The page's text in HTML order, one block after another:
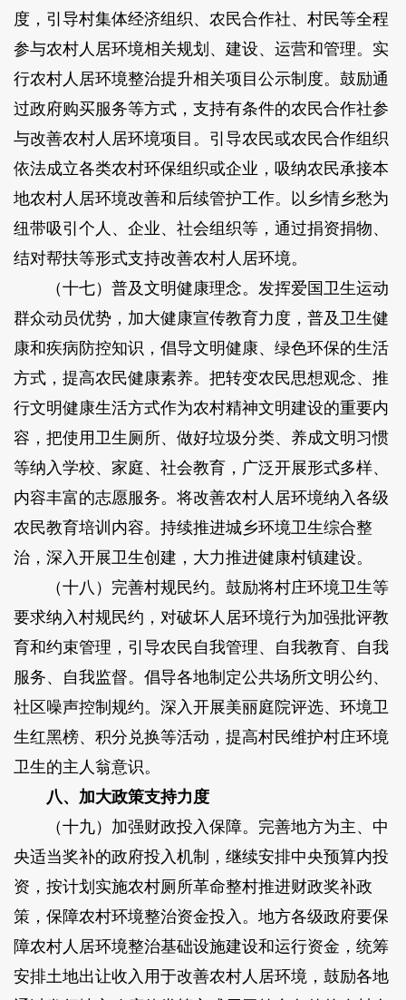
度，引导村集体经济组织、农民合作社、村民等全程
参与农村人居环境相关规划、建设、运营和管理。实
行农村人居环境整治提升相关项目公示制度。鼓励通
过政府购买服务等方式，支持有条件的农民合作社参
与改善农村人居环境项目。引导农民或农民合作组织
依法成立各类农村环保组织或企业，吸纳农民承接本
地农村人居环境改善和后续管护工作。以乡情乡愁为
纽带吸引个人、企业、社会组织等，通过捐资捐物、
结对帮扶等形式支持改善农村人居环境。
（十七）普及文明健康理念。发挥爱国卫生运动
群众动员优势，加大健康宣传教育力度，普及卫生健
康和疾病防控知识，倡导文明健康、绿色环保的生活
方式，提高农民健康素养。把转变农民思想观念、推
行文明健康生活方式作为农村精神文明建设的重要内
容，把使用卫生厕所、做好垃圾分类、养成文明习惯
等纳入学校、家庭、社会教育，广泛开展形式多样、
内容丰富的志愿服务。将改善农村人居环境纳入各级
农民教育培训内容。持续推进城乡环境卫生综合整
治，深入开展卫生创建，大力推进健康村镇建设。
（十八）完善村规民约。鼓励将村庄环境卫生等
要求纳入村规民约，对破坏人居环境行为加强批评教
育和约束管理，引导农民自我管理、自我教育、自我
服务、自我监督。倡导各地制定公共场所文明公约、
社区噪声控制规约。深入开展美丽庭院评选、环境卫
生红黑榜、积分兑换等活动，提高村民维护村庄环境
卫生的主人翁意识。
八、加大政策支持力度
（十九）加强财政投入保障。完善地方为主、中
央适当奖补的政府投入机制，继续安排中央预算内投
资，按计划实施农村厕所革命整村推进财政奖补政
策，保障农村环境整治资金投入。地方各级政府要保
障农村人居环境整治基础设施建设和运行资金，统筹
安排土地出让收入用于改善农村人居环境，鼓励各地